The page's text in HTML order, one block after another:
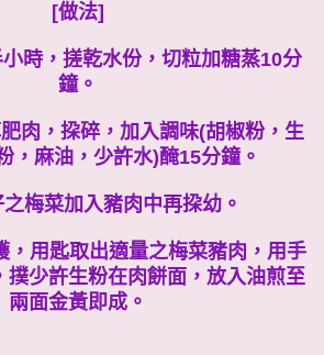
[做法]
時，搓乾水份，切粒加糖蒸10分
鐘。
肉，挅碎，加入調味(胡椒粉，生
，麻油，少許水)醃15分鐘。
梅菜加入豬肉中再挅幼。
，用匙取出適量之梅菜豬肉，用手
撲少許生粉在肉餅面，放入油煎至
兩面金黃即成。